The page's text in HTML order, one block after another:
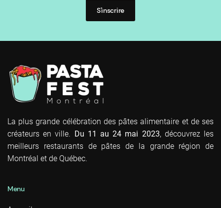
S'inscrire
La plus grande célébration des pâtes alimentaire et de ses
créateurs en ville. Du 11 au 24 mai 2023, découvrez les
meilleurs restaurants de pâtes de la grande région de
Montréal et de Québec.
Menu